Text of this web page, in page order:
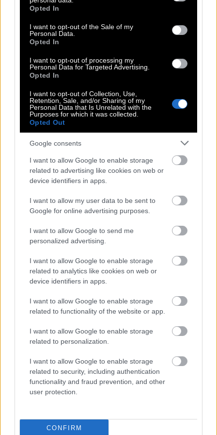
grant or deny consent to Google and its third-party tags to
use your data for below specified purposes in below Google
consent section.
Opted In
I want to opt-out of the Sale of my
Personal Data.
Opted In
I want to opt-out of processing my
Personal Data for Targeted Advertising.
Opted In
I want to opt-out of Collection, Use,
Retention, Sale, and/or Sharing of my
Personal Data that Is Unrelated with the
Purposes for which it was collected.
Opted Out
Google consents
I want to allow Google to enable storage
related to advertising like cookies on web or
device identifiers in apps.
I want to allow my user data to be sent to
Google for online advertising purposes.
I want to allow Google to send me
personalized advertising.
I want to allow Google to enable storage
related to analytics like cookies on web or
device identifiers in apps.
I want to allow Google to enable storage
related to functionality of the website or app.
I want to allow Google to enable storage
related to personalization.
I want to allow Google to enable storage
related to security, including authentication
functionality and fraud prevention, and other
user protection.
CONFIRM
έκοψα» (1993).
Η τηλεόραση και το θέατρο
Πέρασε και από την τηλεόραση, μέσα από σειρές
που άφησαν εποχή («Γιούγκερμαν», «Πανθέοι», «Η
γειτονιά μας» και «Οι φρουροί της Αχαΐας»), όμως
άφησε την υποκριτική όταν γεννήθηκε η εγγονή
της Φαίδρα, κόρη της κόρης της Κλάρας και του
δημοσιογράφου Νάσου Γουμενίδη.«Η μικρή έγινε
για μένα εξάρτηση. Μεγάλος έρωτας. Ένιωσα
ότι μεγάλωνα ξανά την κόρη μου»,
είχε δηλώσει.
Τα τελευταία χρόνια είχε κάνει κάποιες
εμφανίσεις στο θέατρο, όπως στην παράσταση η
«Σκιά του Μαρτ» στο θέατρο Μπέλλος.
ΤΖΕΝΗ ΖΑΧΑΡΟΠΟΥΛΟΥ
Σχετικά άρθρα
O Ταμτάκος είναι ο πρώτος super
Οι viral στιγμές του Βασίλη Λεβέντη